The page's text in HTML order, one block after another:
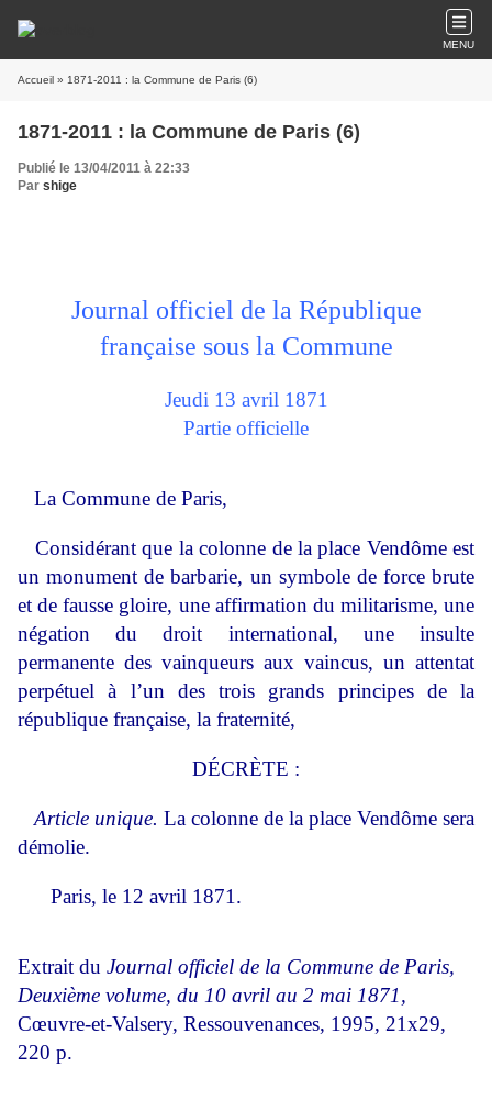
MENU
Accueil » 1871-2011 : la Commune de Paris (6)
1871-2011 : la Commune de Paris (6)
Publié le 13/04/2011 à 22:33
Par shige
Journal officiel de la République
française sous la Commune
Jeudi 13 avril 1871
Partie officielle
La Commune de Paris,
Considérant que la colonne de la place Vendôme est
un monument de barbarie, un symbole de force brute
et de fausse gloire, une affirmation du militarisme, une
négation du droit international, une insulte
permanente des vainqueurs aux vaincus, un attentat
perpétuel à l’un des trois grands principes de la
république française, la fraternité,
DÉCRÈTE :
Article unique. La colonne de la place Vendôme sera
démolie.
Paris, le 12 avril 1871.
Extrait du Journal officiel de la Commune de Paris,
Deuxième volume, du 10 avril au 2 mai 1871,
Cœuvre-et-Valsery, Ressouvenances, 1995, 21x29,
220 p.